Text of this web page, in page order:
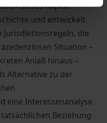
dieses Kapitel
und entwickelt
die
Situation –
Anlaß hinaus –
Alternative zu der
eine Interessenanalyse
Beziehung